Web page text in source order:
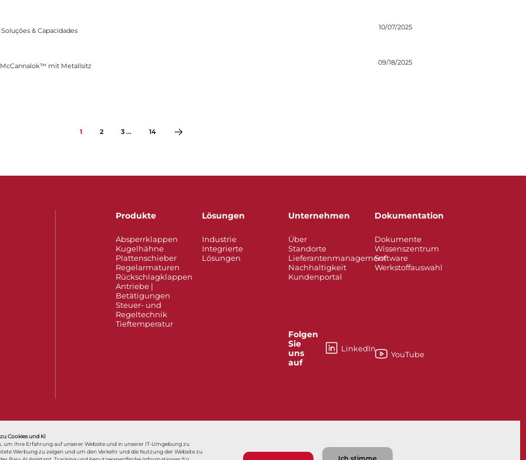
Cookies und KI
um Ihre Erfahrung auf unserer Website und in unserer IT-Umgebung zu
Werbung zu zeigen und um den Verkehr und die Nutzung der Website zu
& Capacidades 10/07/2025
mit Metallsitz 09/18/2025
1 2 3 ... 14
Produkte
Absperrklappen
Kugelhähne
Plattenschieber
Regelarmaturen
Rückschlagklappen
Antriebe |
Betätigungen
Steuer- und
Regeltechnik
Tieftemperatur​​​​​​​
Lösungen
Industrie
Integrierte
Lösungen
Unternehmen
Über
Standorte
Lieferantenmanagement
Nachhaltigkeit
Kundenportal
Folgen
Sie
uns
auf
LinkedIn
Dokumentation
Dokumente
Wissenszentrum
Software
Werkstoffauswahl
YouTube
que pouvons-nous faire pour vous aider ?